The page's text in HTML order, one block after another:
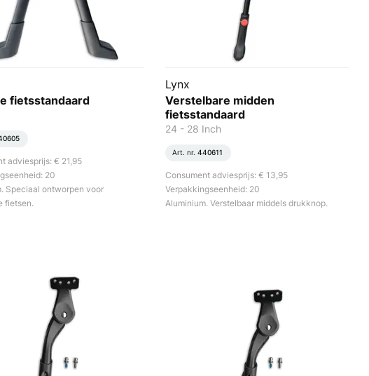
fietsstandaard
adviesprijs: € 21,95
20
Speciaal ontworpen voor
fietsen.
Lynx
Verstelbare midden
fietsstandaard
24 - 28 Inch
Art. nr. 440611
Consument adviesprijs: € 13,95
Verpakkingseenheid: 20
Aluminium. Verstelbaar middels drukknop.